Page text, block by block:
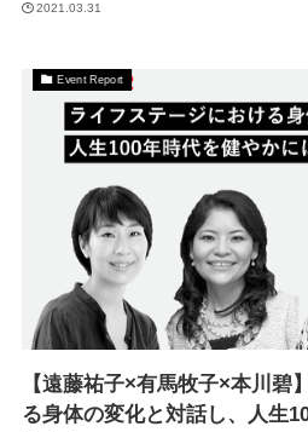
2021.03.31
Event Report
【遠藤祐子×有馬牧子×本川碧
る身体の変化と対話し、人生